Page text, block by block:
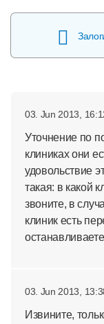
03. Jun 2013,
Уточнение по
клиниках они
удовольствие
такая: в какой
звоните, в
клиник есть
03. Jun 2013,
Извините,